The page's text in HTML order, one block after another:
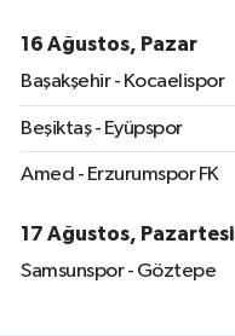
16 Ağustos, Pazar
Başakşehir - Kocaelispor
Beşiktaş - Eyüpspor
Amed - Erzurumspor FK
17 Ağustos, Pazartesi
Samsunspor - Göztepe